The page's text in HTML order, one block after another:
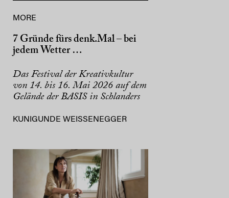
MORE
7 Gründe fürs denk.Mal – bei
jedem Wetter …
Das Festival der Kreativkultur
von 14. bis 16. Mai 2026 auf dem
Gelände der BASIS in Schlanders
KUNIGUNDE WEISSENEGGER